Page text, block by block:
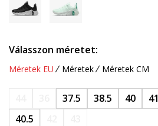
Válasszon méretet:
Méretek EU Méretek Méretek CM
37.5 38.5 40 41
40.5